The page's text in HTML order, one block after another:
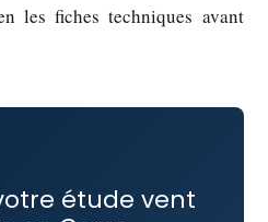
les fiches techniques avant
étude vent